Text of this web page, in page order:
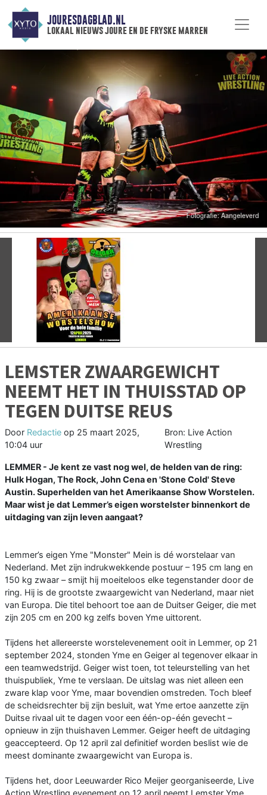
JOURESDAGBLAD.NL
lokaal nieuws joure en de fryske marren
LEMSTER ZWAARGEWICHT
NEEMT HET IN THUISSTAD OP
TEGEN DUITSE REUS
Door Redactie op 25 maart 2025,
10:04 uur
Bron: Live Action
Wrestling
LEMMER - Je kent ze vast nog wel, de helden van de ring:
Hulk Hogan, The Rock, John Cena en 'Stone Cold' Steve
Austin. Superhelden van het Amerikaanse Show Worstelen.
Maar wist je dat Lemmer’s eigen worstelster binnenkort de
uitdaging van zijn leven aangaat?
Lemmer’s eigen Yme "Monster" Mein is dé worstelaar van
Nederland. Met zijn indrukwekkende postuur – 195 cm lang en
150 kg zwaar – smijt hij moeiteloos elke tegenstander door de
ring. Hij is de grootste zwaargewicht van Nederland, maar niet
van Europa. Die titel behoort toe aan de Duitser Geiger, die met
zijn 205 cm en 200 kg zelfs boven Yme uittorent.
Tijdens het allereerste worstelevenement ooit in Lemmer, op 21
september 2024, stonden Yme en Geiger al tegenover elkaar in
een teamwedstrijd. Geiger wist toen, tot teleurstelling van het
thuispubliek, Yme te verslaan. De uitslag was niet alleen een
zware klap voor Yme, maar bovendien omstreden. Toch bleef
de scheidsrechter bij zijn besluit, wat Yme ertoe aanzette zijn
Duitse rivaal uit te dagen voor een één-op-één gevecht –
opnieuw in zijn thuishaven Lemmer. Geiger heeft de uitdaging
geaccepteerd. Op 12 april zal definitief worden beslist wie de
meest dominante zwaargewicht van Europa is.
Tijdens het, door Leeuwarder Rico Meijer georganiseerde, Live
Action Wrestling evenement op 12 april neemt Lemster Yme